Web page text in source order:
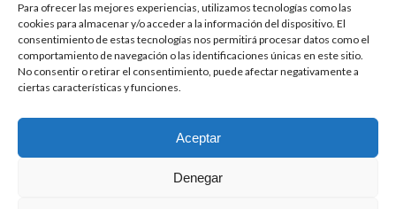
Para ofrecer las mejores experiencias, utilizamos tecnologías como las
cookies para almacenar y/o acceder a la información del dispositivo. El
consentimiento de estas tecnologías nos permitirá procesar datos como el
comportamiento de navegación o las identificaciones únicas en este sitio.
No consentir o retirar el consentimiento, puede afectar negativamente a
ciertas características y funciones.
Aceptar
Denegar